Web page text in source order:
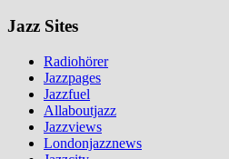
Jazz Sites
Radiohörer
Jazzpages
Jazzfuel
Allaboutjazz
Jazzviews
Londonjazznews